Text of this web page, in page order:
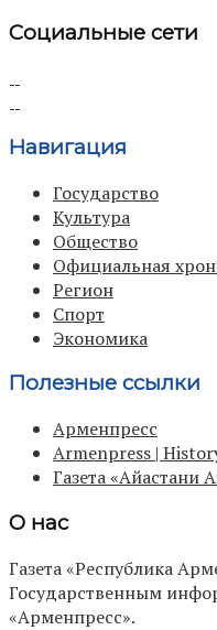
Социальные сети
Навигация
Государство
Культура
Общество
Официальная
Регион
Спорт
Экономика
Полезные ссылки
Арменпресс
Armenpress |
Газета «Айастани
О нас
Газета «Республика
Государственным
«Арменпресс».